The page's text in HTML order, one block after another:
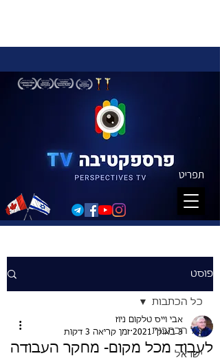
תפריט
פוסט
כל הכתבות
ישראל
כל הכתבות
לעבוד מכל מקום- מחקר העבודה
אבי וייס טלקום ניוז
3 באוק׳ 2021
זמן קריאה 3 דקות